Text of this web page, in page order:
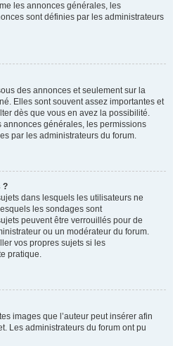
les annonces générales, les
sont définies par les administrateurs
des annonces et seulement sur la
Elles sont souvent assez importantes et
dès que vous en avez la possibilité.
annonces générales, les permissions
par les administrateurs du forum.
?
dans lesquels les utilisateurs ne
les sondages sont
peuvent être verrouillés pour de
ou un modérateur du forum.
vos propres sujets si les
pratique.
images que l’auteur peut insérer afin
Les administrateurs du forum ont pu